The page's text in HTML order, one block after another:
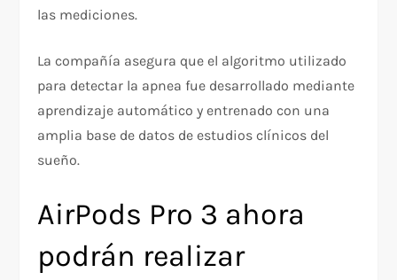
las mediciones.
La compañía asegura que el algoritmo utilizado
para detectar la apnea fue desarrollado mediante
aprendizaje automático y entrenado con una
amplia base de datos de estudios clínicos del
sueño.
AirPods Pro 3 ahora
podrán realizar